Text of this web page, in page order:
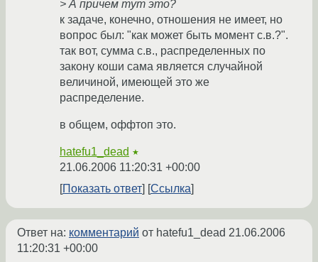
> А причем тут это?
к задаче, конечно, отношения не имеет, но
вопрос был: "как может быть момент с.в.?".
так вот, сумма с.в., распределенных по
закону коши сама является случайной
величиной, имеющей это же
распределение.
в общем, оффтоп это.
hatefu1_dead ★
21.06.2006 11:20:31 +00:00
Показать ответ
Ссылка
Ответ на: комментарий от hatefu1_dead 21.06.2006
11:20:31 +00:00